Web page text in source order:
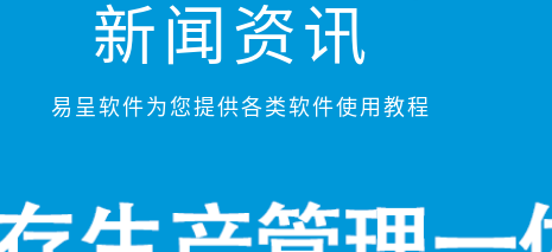
新闻资讯
易呈软件为您提供各类软件使用教程